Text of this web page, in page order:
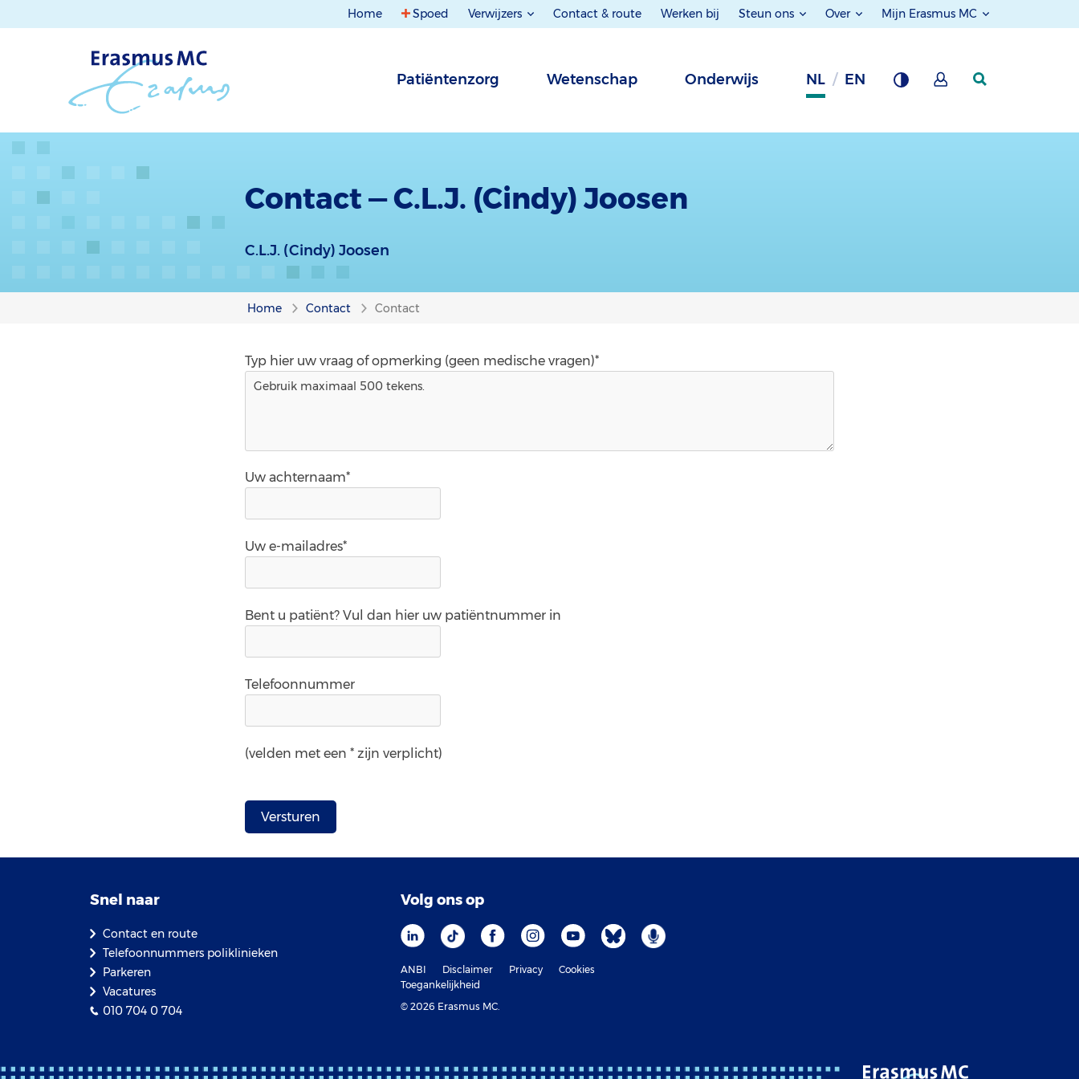
Home Spoed Verwijzers Contact & route Werken bij Steun ons Over Mijn Erasmus MC
Patiëntenzorg Wetenschap Onderwijs NL EN
Contact — C.L.J. (Cindy) Joosen
C.L.J. (Cindy) Joosen
Home Contact Contact
Typ hier uw vraag of opmerking (geen medische vragen)*
Uw achternaam*
Uw e-mailadres*
Bent u patiënt? Vul dan hier uw patiëntnummer in
Telefoonnummer
(velden met een * zijn verplicht)
Snel naar
Contact en route
Telefoonnummers poliklinieken
Parkeren
Vacatures
010 704 0 704
Volg ons op
ANBI Disclaimer Privacy
Cookies
Toegankelijkheid
© 2026 Erasmus MC.